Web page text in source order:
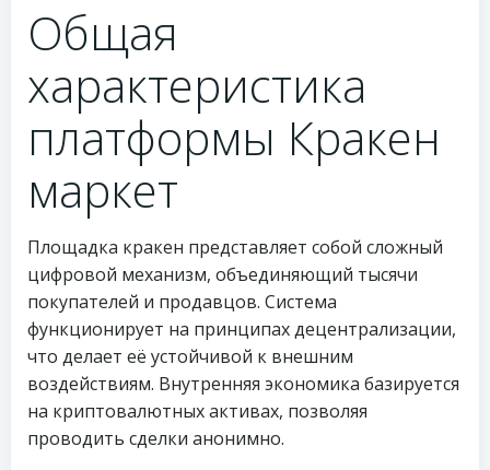
Общая
характеристика
платформы Кракен
маркет
Площадка кракен представляет собой сложный
цифровой механизм, объединяющий тысячи
покупателей и продавцов. Система
функционирует на принципах децентрализации,
что делает её устойчивой к внешним
воздействиям. Внутренняя экономика базируется
на криптовалютных активах, позволяя
проводить сделки анонимно.